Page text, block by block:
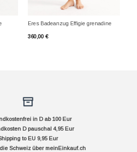
Eres Badeanzug Effigie grenadine
360,00 €
in D ab 100 Eur
D pauschal 4,95 Eur
to EU 9,95 Eur
Schweiz über meinEinkauf.ch